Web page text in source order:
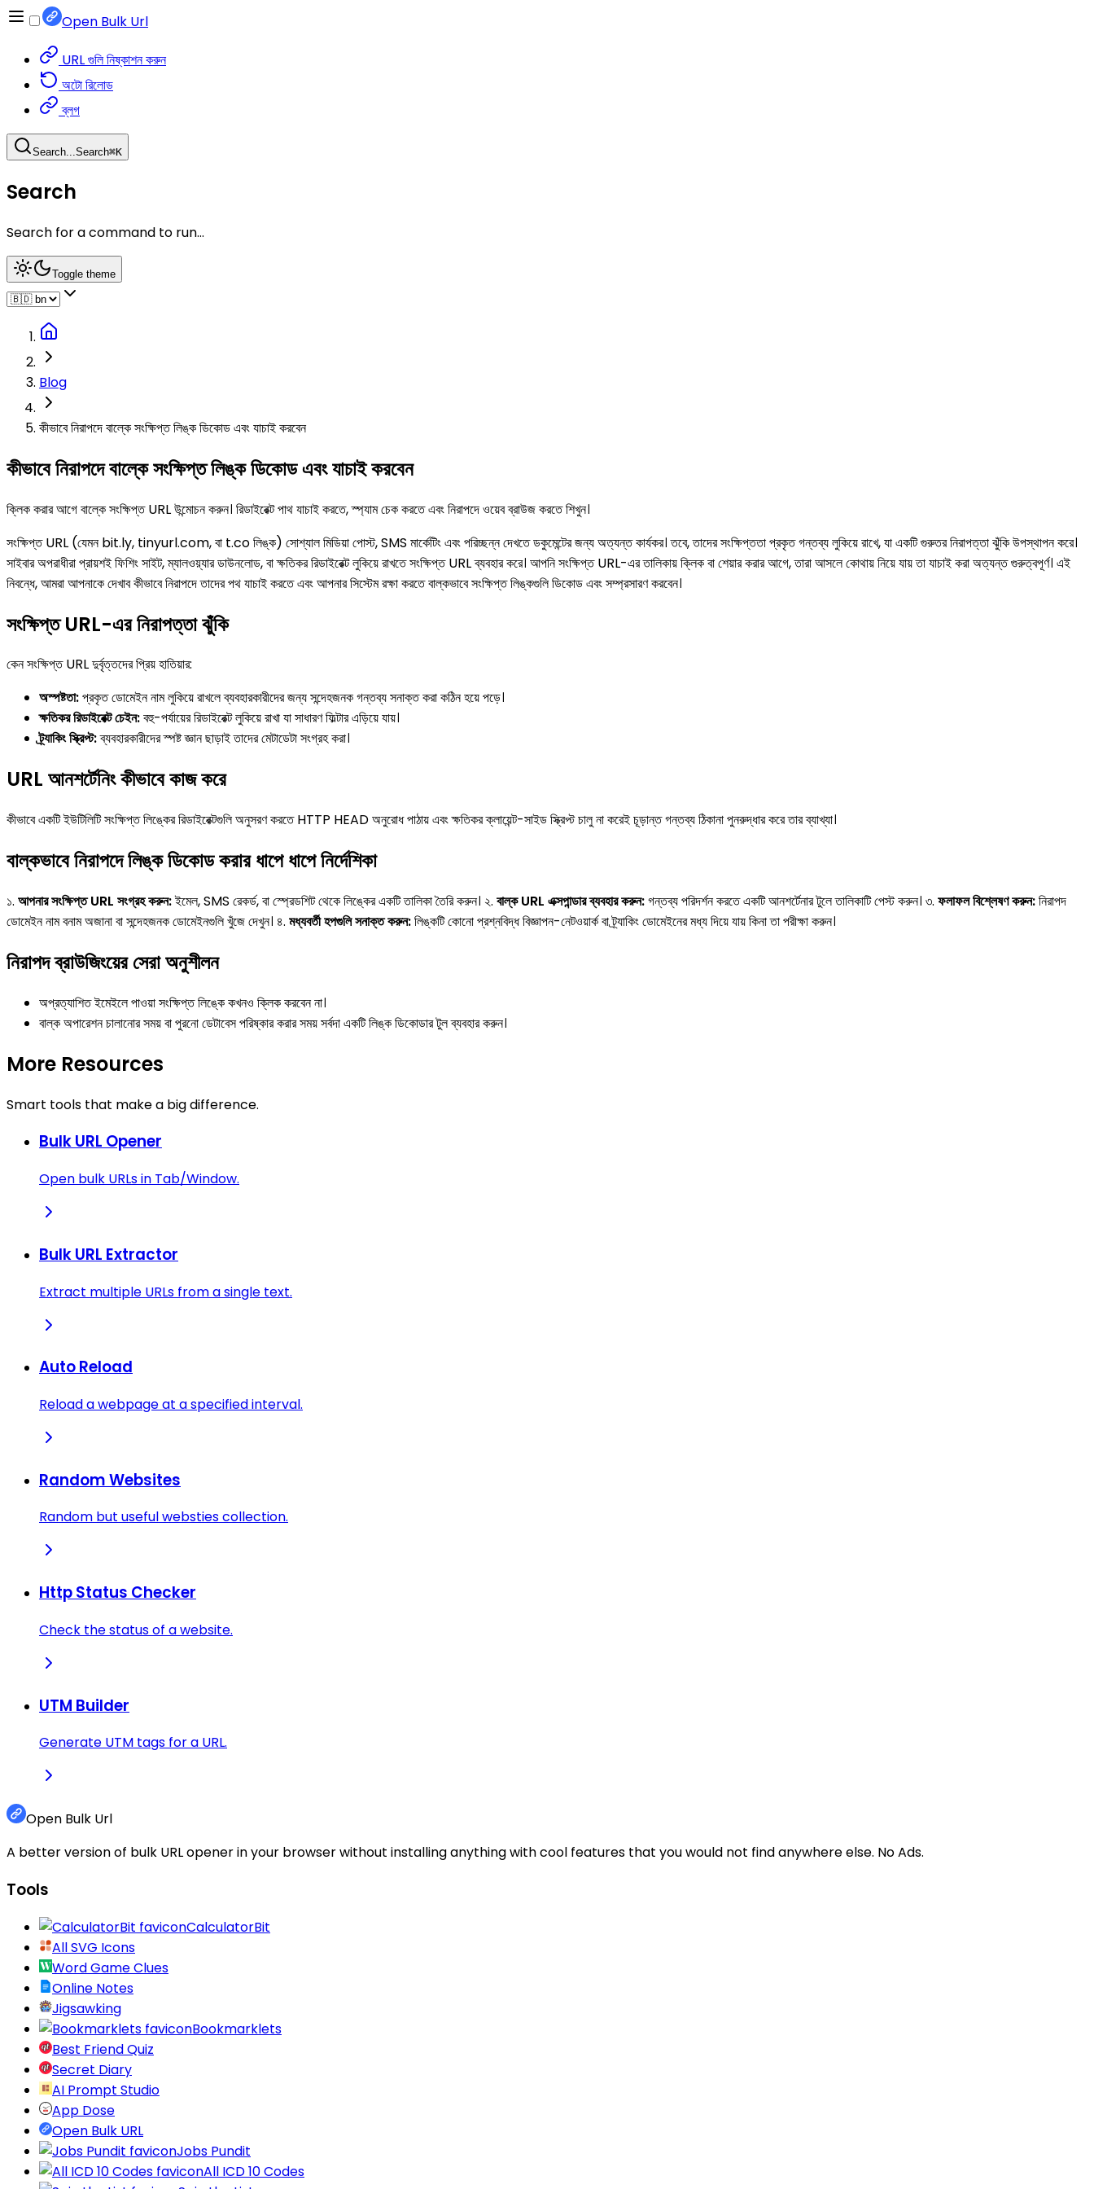
Open Bulk Url
URL গুলি নিষ্কাশন করুন
অটো রিলোড
ব্লগ
Search...Search⌘K
Search
Search for a command to run...
Toggle theme
Blog
কীভাবে নিরাপদে বাল্কে সংক্ষিপ্ত লিঙ্ক ডিকোড এবং যাচাই করবেন
কীভাবে নিরাপদে বাল্কে সংক্ষিপ্ত লিঙ্ক ডিকোড এবং যাচাই করবেন
ক্লিক করার আগে বাল্কে সংক্ষিপ্ত URL উন্মোচন করুন। রিডাইরেক্ট পাথ যাচাই করতে, স্প্যাম চেক করতে এবং নিরাপদে ওয়েব ব্রাউজ করতে শিখুন।
সংক্ষিপ্ত URL (যেমন bit.ly, tinyurl.com, বা t.co লিঙ্ক) সোশ্যাল মিডিয়া পোস্ট, SMS মার্কেটিং এবং পরিচ্ছন্ন দেখতে ডকুমেন্টের জন্য অত্যন্ত কার্যকর। তবে, তাদের সংক্ষিপ্ততা প্রকৃত গন্তব্য লুকিয়ে রাখে, যা একটি গুরুতর নিরাপত্তা ঝুঁকি উপস্থাপন করে।
সাইবার অপরাধীরা প্রায়শই ফিশিং সাইট, ম্যালওয়্যার ডাউনলোড, বা ক্ষতিকর রিডাইরেক্ট লুকিয়ে রাখতে সংক্ষিপ্ত URL ব্যবহার করে। আপনি সংক্ষিপ্ত URL-এর তালিকায় ক্লিক বা শেয়ার করার আগে, তারা আসলে কোথায় নিয়ে যায় তা যাচাই করা অত্যন্ত গুরুত্বপূর্ণ। এই
নিবন্ধে, আমরা আপনাকে দেখাব কীভাবে নিরাপদে তাদের পথ যাচাই করতে এবং আপনার সিস্টেম রক্ষা করতে বাল্কভাবে সংক্ষিপ্ত লিঙ্কগুলি ডিকোড এবং সম্প্রসারণ করবেন।
সংক্ষিপ্ত URL-এর নিরাপত্তা ঝুঁকি
কেন সংক্ষিপ্ত URL দুর্বৃত্তদের প্রিয় হাতিয়ার:
অস্পষ্টতা:প্রকৃত ডোমেইন নাম লুকিয়ে রাখলে ব্যবহারকারীদের জন্য সন্দেহজনক গন্তব্য সনাক্ত করা কঠিন হয়ে পড়ে।
ক্ষতিকর রিডাইরেক্ট চেইন:বহু-পর্যায়ের রিডাইরেক্ট লুকিয়ে রাখা যা সাধারণ ফিল্টার এড়িয়ে যায়।
ট্র্যাকিং স্ক্রিপ্ট:ব্যবহারকারীদের স্পষ্ট জ্ঞান ছাড়াই তাদের মেটাডেটা সংগ্রহ করা।
URL আনশর্টেনিং কীভাবে কাজ করে
কীভাবে একটি ইউটিলিটি সংক্ষিপ্ত লিঙ্কের রিডাইরেক্টগুলি অনুসরণ করতে HTTP HEAD অনুরোধ পাঠায় এবং ক্ষতিকর ক্লায়েন্ট-সাইড স্ক্রিপ্ট চালু না করেই চূড়ান্ত গন্তব্য ঠিকানা পুনরুদ্ধার করে তার ব্যাখ্যা।
বাল্কভাবে নিরাপদে লিঙ্ক ডিকোড করার ধাপে ধাপে নির্দেশিকা
১. আপনার সংক্ষিপ্ত URL সংগ্রহ করুন:ইমেল, SMS রেকর্ড, বা স্প্রেডশিট থেকে লিঙ্কের একটি তালিকা তৈরি করুন। ২. বাল্ক URL এক্সপান্ডার ব্যবহার করুন:গন্তব্য পরিদর্শন করতে একটি আনশর্টেনার টুলে তালিকাটি পেস্ট করুন। ৩. ফলাফল বিশ্লেষণ করুন:নিরাপদ
ডোমেইন নাম বনাম অজানা বা সন্দেহজনক ডোমেইনগুলি খুঁজে দেখুন। ৪. মধ্যবর্তী হপগুলি সনাক্ত করুন:লিঙ্কটি কোনো প্রশ্নবিদ্ধ বিজ্ঞাপন-নেটওয়ার্ক বা ট্র্যাকিং ডোমেইনের মধ্য দিয়ে যায় কিনা তা পরীক্ষা করুন।
নিরাপদ ব্রাউজিংয়ের সেরা অনুশীলন
অপ্রত্যাশিত ইমেইলে পাওয়া সংক্ষিপ্ত লিঙ্কে কখনও ক্লিক করবেন না।
বাল্ক অপারেশন চালানোর সময় বা পুরনো ডেটাবেস পরিষ্কার করার সময় সর্বদা একটি লিঙ্ক ডিকোডার টুল ব্যবহার করুন।
More Resources
Smart tools that make a big difference.
Bulk URL Opener
Open bulk URLs in Tab/Window.
Bulk URL Extractor
Extract multiple URLs from a single text.
Auto Reload
Reload a webpage at a specified interval.
Random Websites
Random but useful websties collection.
Http Status Checker
Check the status of a website.
UTM Builder
Generate UTM tags for a URL.
Open Bulk Url
A better version of bulk URL opener in your browser without installing anything with cool features that you would not find anywhere else. No Ads.
Tools
CalculatorBit
All SVG Icons
Word Game Clues
Online Notes
Jigsawking
Bookmarklets
Best Friend Quiz
Secret Diary
AI Prompt Studio
App Dose
Open Bulk URL
Jobs Pundit
All ICD 10 Codes